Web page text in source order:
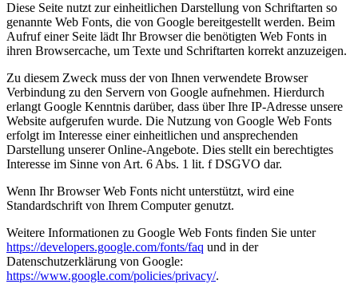
Diese Seite nutzt zur einheitlichen Darstellung von Schriftarten so
genannte Web Fonts, die von Google bereitgestellt werden. Beim
Aufruf einer Seite lädt Ihr Browser die benötigten Web Fonts in
ihren Browsercache, um Texte und Schriftarten korrekt anzuzeigen.
Zu diesem Zweck muss der von Ihnen verwendete Browser
Verbindung zu den Servern von Google aufnehmen. Hierdurch
erlangt Google Kenntnis darüber, dass über Ihre IP-Adresse unsere
Website aufgerufen wurde. Die Nutzung von Google Web Fonts
erfolgt im Interesse einer einheitlichen und ansprechenden
Darstellung unserer Online-Angebote. Dies stellt ein berechtigtes
Interesse im Sinne von Art. 6 Abs. 1 lit. f DSGVO dar.
Wenn Ihr Browser Web Fonts nicht unterstützt, wird eine
Standardschrift von Ihrem Computer genutzt.
Weitere Informationen zu Google Web Fonts finden Sie unter
https://developers.google.com/fonts/faq und in der
Datenschutzerklärung von Google:
https://www.google.com/policies/privacy/.